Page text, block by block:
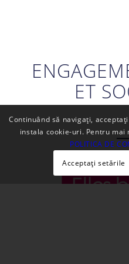
ET
Continuând să navigați,
instala cookie-uri. Pentru
POLITICA DE
Acceptați setările